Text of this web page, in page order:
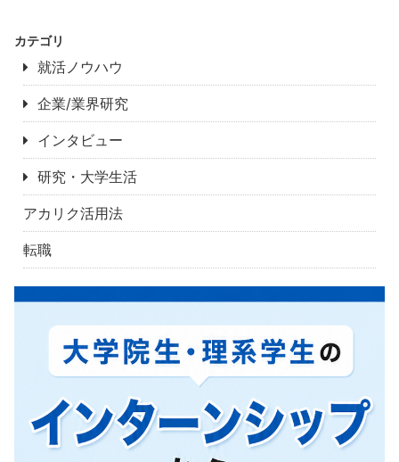
カテゴリ
就活ノウハウ
企業/業界研究
インタビュー
研究・大学生活
アカリク活用法
転職